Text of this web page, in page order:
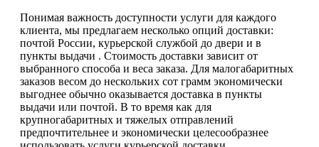
Понимая важность доступности услуги для каждого
клиента, мы предлагаем несколько опций доставки:
почтой России, курьерской службой до двери и в
пункты выдачи . Стоимость доставки зависит от
выбранного способа и веса заказа. Для малогабаритных
заказов весом до нескольких сот грамм экономически
выгоднее обычно оказывается доставка в пункты
выдачи или почтой. В то время как для
крупногабаритных и тяжелых отправлений
предпочтительнее и экономически целесообразнее